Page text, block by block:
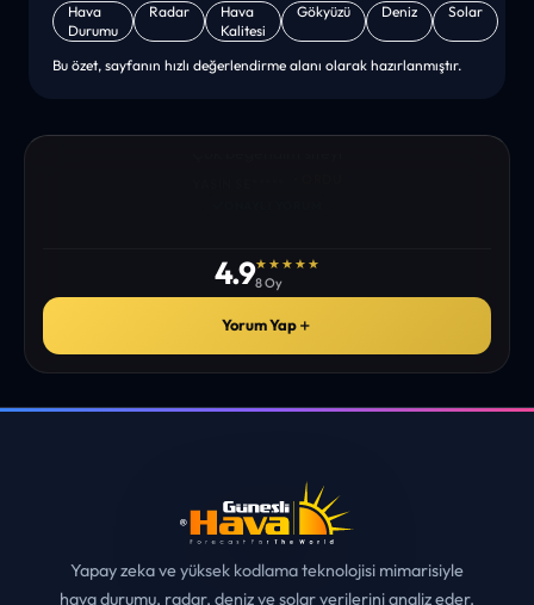
Hava
Durumu
Radar
Hava
Kalitesi
Gökyüzü Deniz Solar
Bu özet, sayfanın hızlı değerlendirme alanı olarak hazırlanmıştır.
4.9★★★★★
Yapay zeka ve yüksek kodlama teknolojisi mimarisiyle